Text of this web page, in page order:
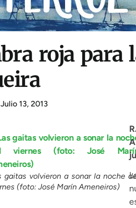
roja para
Julio 13, 2013
gaitas volvieron a sonar la noche
(foto: José Marín Ameneiros)